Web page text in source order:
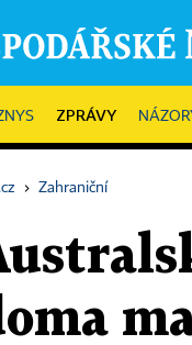
ZPRÁVY
› Zahraniční